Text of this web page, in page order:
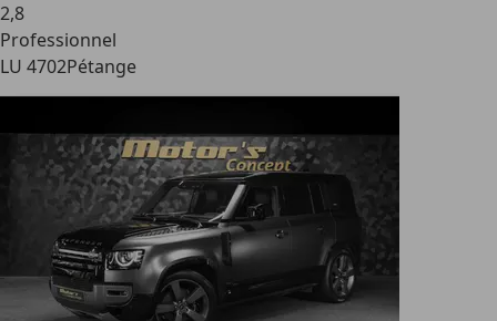
2,8
Professionnel
LU 4702Pétange